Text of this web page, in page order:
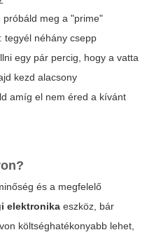
próbáld meg a "prime"
tegyél néhány csepp
egy pár percig, hogy a vatta
kezd alacsony
amíg el nem éred a kívánt
és a megfelelő
elektronika eszköz, bár
költséghatékonyabb lehet,